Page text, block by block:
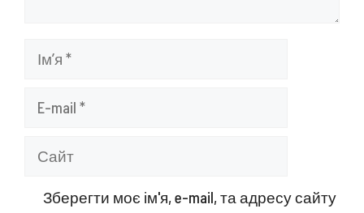
Ім’я
Сайт
Зберегти моє ім'я, e-mail, та адресу сайту